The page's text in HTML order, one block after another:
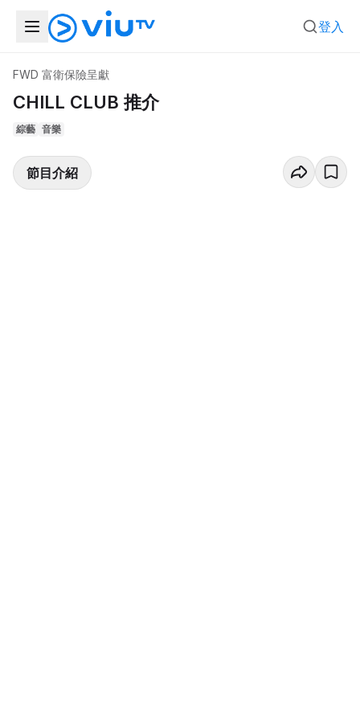
登入
FWD 富衛保險呈獻
CHILL CLUB 推介
綜藝 音樂
節目介紹